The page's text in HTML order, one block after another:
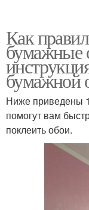
Как
бумажные
бумажной
Ниже приведены
помогут вам
поклеить обои.